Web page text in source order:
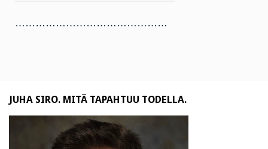
………………………………………
JUHA SIRO. MITÄ TAPAHTUU TODELLA.